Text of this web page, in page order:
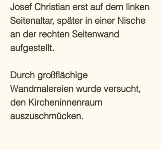
Josef Christian erst auf dem linken
Seitenaltar, später in einer Nische
an der rechten Seitenwand
aufgestellt.
Durch großflächige
Wandmalereien wurde versucht,
den Kircheninnenraum
auszuschmücken.